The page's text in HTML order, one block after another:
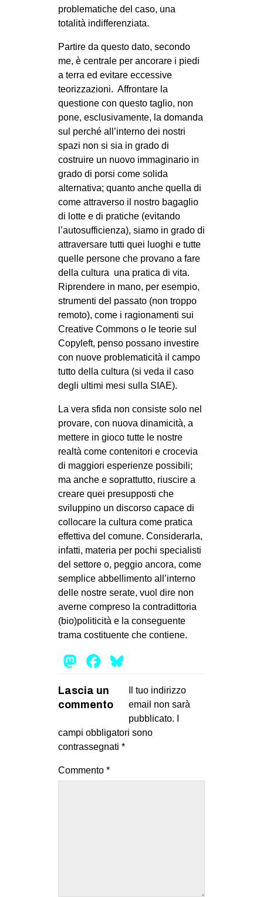
problematiche del caso, una
totalità indifferenziata.
Partire da questo dato, secondo
me, è centrale per ancorare i piedi
a terra ed evitare eccessive
teorizzazioni. Affrontare la
questione con questo taglio, non
pone, esclusivamente, la domanda
sul perché all’interno dei nostri
spazi non si sia in grado di
costruire un nuovo immaginario in
grado di porsi come solida
alternativa; quanto anche quella di
come attraverso il nostro bagaglio
di lotte e di pratiche (evitando
l’autosufficienza), siamo in grado di
attraversare tutti quei luoghi e tutte
quelle persone che provano a fare
della cultura una pratica di vita.
Riprendere in mano, per esempio,
strumenti del passato (non troppo
remoto), come i ragionamenti sui
Creative Commons o le teorie sul
Copyleft, penso possano investire
con nuove problematicità il campo
tutto della cultura (si veda il caso
degli ultimi mesi sulla SIAE).
La vera sfida non consiste solo nel
provare, con nuova dinamicità, a
mettere in gioco tutte le nostre
realtà come contenitori e crocevia
di maggiori esperienze possibili;
ma anche e soprattutto, riuscire a
creare quei presupposti che
sviluppino un discorso capace di
collocare la cultura come pratica
effettiva del comune. Considerarla,
infatti, materia per pochi specialisti
del settore o, peggio ancora, come
semplice abbellimento all’interno
delle nostre serate, vuol dire non
averne compreso la contradittoria
(bio)politicità e la conseguente
trama costituente che contiene.
Mastodon
Facebook
Lascia un
commento
Il tuo indirizzo
email non sarà
pubblicato.
campi obbligatori sono
contrassegnati *
Commento *